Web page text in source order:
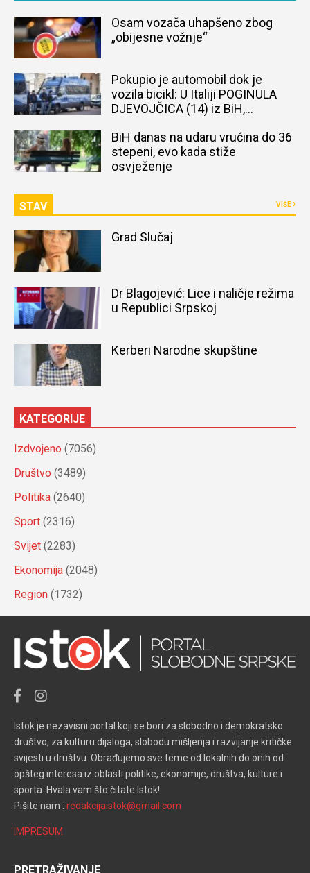
Osam vozača uhapšeno zbog
„obijesne vožnje“
Pokupio je automobil dok je
vozila bicikl: U Italiji POGINULA
DJEVOJČICA (14) iz BiH,
BiH danas na udaru vrućina do 36
stepeni, evo kada stiže
osvježenje
STAV VIŠE
Grad Slučaj
Dr Blagojević: Lice i naličje režima
u Republici Srpskoj
Kerberi Narodne skupštine
KATEGORIJE
Izdvojeno (7056)
Društvo (3489)
Politika (2640)
Sport (2316)
Svijet (2283)
Ekonomija (2048)
Region (1732)
Istok je nezavisni portal koji se bori za slobodno i demokratsko
društvo, za kulturu dijaloga, slobodu mišljenja i razvijanje kritičke
svijesti u društvu. Obrađujemo sve teme od lokalnih do onih od
opšteg interesa iz oblasti politike, ekonomije, društva, kulture i
sporta. Hvala vam što čitate Istok!
Pišite nam : redakcijaistok@gmail.com
IMPRESUM
PRETRAŽIVANJE